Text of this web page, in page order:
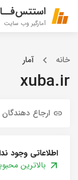
استتس‌فــا
آمارگیر وب سایت
خانه آمار
xuba.ir
ارجاع دهندگان
اطلاعاتی وجود
بالاترین